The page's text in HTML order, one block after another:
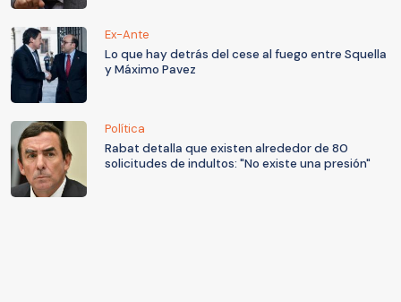
Ex-Ante
Lo que hay detrás del cese al fuego entre Squella
y Máximo Pavez
Política
Rabat detalla que existen alrededor de 80
solicitudes de indultos: "No existe una presión"